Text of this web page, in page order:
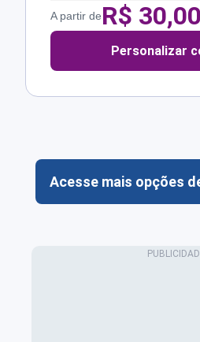
A partir deR$ 30,00
Personalizar
Acesse mais opções